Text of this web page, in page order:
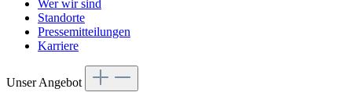
Wer wir sind
Standorte
Pressemitteilungen
Karriere
Unser Angebot